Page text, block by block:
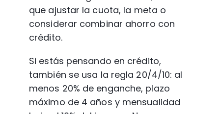
que ajustar la cuota, la meta o
considerar combinar ahorro con
crédito.
Si estás pensando en crédito,
también se usa la regla 20/4/10: al
menos 20% de enganche, plazo
máximo de 4 años y mensualidad